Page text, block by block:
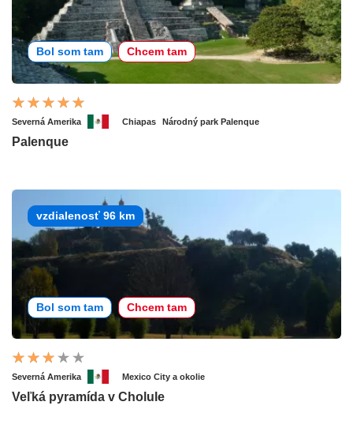
Bol som tam Chcem tam
Severná Amerika Chiapas Národný park Palenque
Palenque
vzdialenosť 96 km
Bol som tam Chcem tam
Severná Amerika Mexico City a okolie
Veľká pyramída v Cholule